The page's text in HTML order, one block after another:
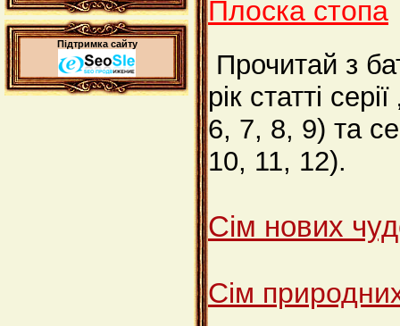
Підтримка сайту
Плоска стопа
Прочитай з
рік статті
6, 7, 8, 9) та
10, 11, 12).
Сім нових
Сім